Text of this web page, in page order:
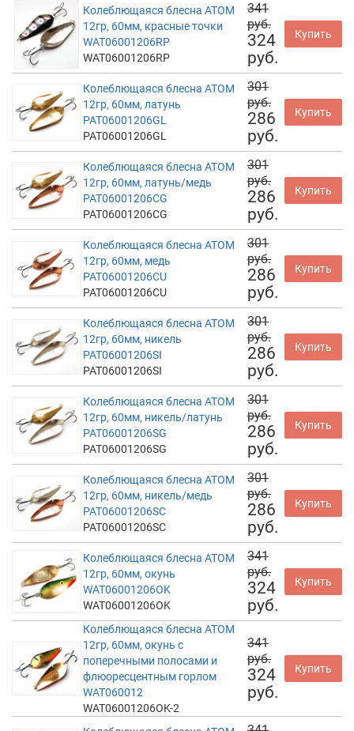
Колеблющаяся блесна АТОМ
12гр, 60мм, красные точки
WAT06001206RP
WAT06001206RP
341
руб.
324
руб.
Купить
Колеблющаяся блесна АТОМ
12гр, 60мм, латунь
PAT06001206GL
PAT06001206GL
301
руб.
286
руб.
Купить
Колеблющаяся блесна АТОМ
12гр, 60мм, латунь/медь
PAT06001206CG
PAT06001206CG
301
руб.
286
руб.
Купить
Колеблющаяся блесна АТОМ
12гр, 60мм, медь
PAT06001206CU
PAT06001206CU
301
руб.
286
руб.
Купить
Колеблющаяся блесна АТОМ
12гр, 60мм, никель
PAT06001206SI
PAT06001206SI
301
руб.
286
руб.
Купить
Колеблющаяся блесна АТОМ
12гр, 60мм, никель/латунь
PAT06001206SG
PAT06001206SG
301
руб.
286
руб.
Купить
Колеблющаяся блесна АТОМ
12гр, 60мм, никель/медь
PAT06001206SC
PAT06001206SC
301
руб.
286
руб.
Купить
Колеблющаяся блесна АТОМ
12гр, 60мм, окунь
WAT06001206OK
WAT06001206OK
341
руб.
324
руб.
Купить
Колеблющаяся блесна АТОМ
12гр, 60мм, окунь с
поперечными полосами и
флюоресцентным горлом
WAT060012
WAT06001206OK-2
341
руб.
324
руб.
Купить